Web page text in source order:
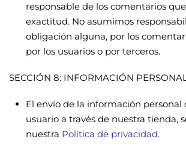
responsable de los comentarios
exactitud. No asumimos
obligación alguna, por los
por los usuarios o por terceros.
SECCIÓN 8: INFORMACIÓN
El envío de la información personal
usuario a través de nuestra tienda,
nuestra Política de privacidad.